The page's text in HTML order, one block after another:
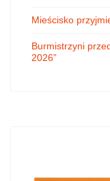
Mieścisko
Burmistrzyni
2026”